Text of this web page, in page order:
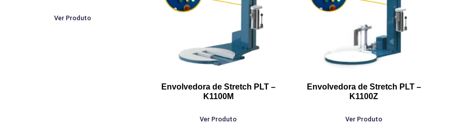
Ver Produto
Envolvedora de Stretch PLT –
K1100M
Ver Produto
Envolvedora de Stretch PLT –
K1100Z
Ver Produto